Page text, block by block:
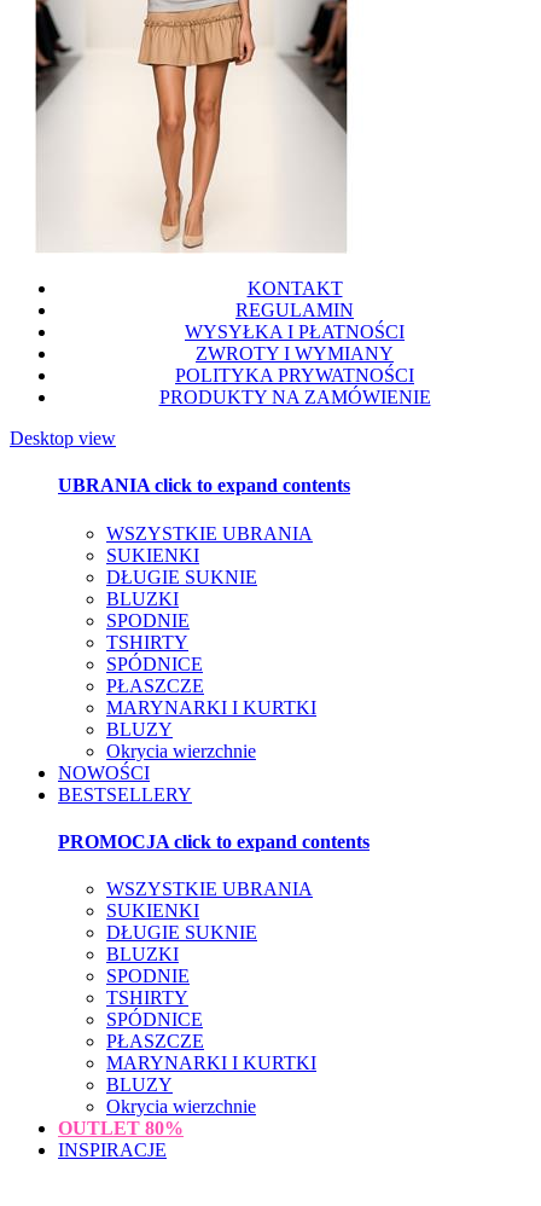
KONTAKT
REGULAMIN
WYSYŁKA I PŁATNOŚCI
ZWROTY I WYMIANY
POLITYKA PRYWATNOŚCI
PRODUKTY NA ZAMÓWIENIE
Desktop view
UBRANIAclick to expand contents
WSZYSTKIE UBRANIA
SUKIENKI
DŁUGIE SUKNIE
BLUZKI
SPODNIE
TSHIRTY
SPÓDNICE
PŁASZCZE
MARYNARKI I KURTKI
BLUZY
Okrycia wierzchnie
NOWOŚCI
BESTSELLERY
PROMOCJA click to expand contents
WSZYSTKIE UBRANIA
SUKIENKI
DŁUGIE SUKNIE
BLUZKI
SPODNIE
TSHIRTY
SPÓDNICE
PŁASZCZE
MARYNARKI I KURTKI
BLUZY
Okrycia wierzchnie
OUTLET 80%
INSPIRACJE